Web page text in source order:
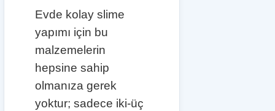
Evde kolay slime
yapımı için bu
malzemelerin
hepsine sahip
olmanıza gerek
yoktur; sadece iki-üç